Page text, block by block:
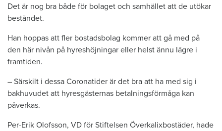
Det är nog bra både för bolaget och samhället att de utökar
beståndet.
Han hoppas att fler bostadsbolag kommer att gå med på
den här nivån på hyreshöjningar eller helst ännu lägre i
framtiden.
– Särskilt i dessa Coronatider är det bra att ha med sig i
bakhuvudet att hyresgästernas betalningsförmåga kan
påverkas.
Per-Erik Olofsson, VD för Stiftelsen Överkalixbostäder, hade